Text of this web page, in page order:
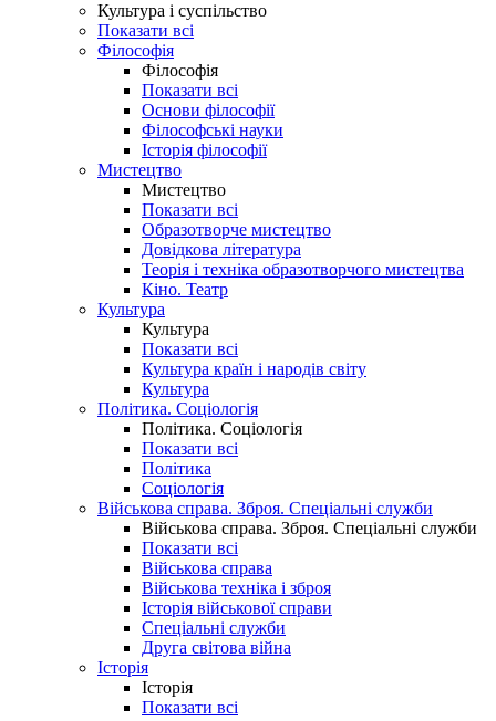
Культура і суспільство
Показати всі
Філософія
Філософія
Показати всі
Основи філософії
Філософські науки
Історія філософії
Мистецтво
Мистецтво
Показати всі
Образотворче мистецтво
Довідкова література
Теорія і техніка образотворчого мистецтва
Кіно. Театр
Культура
Культура
Показати всі
Культура країн і народів світу
Культура
Політика. Соціологія
Політика. Соціологія
Показати всі
Політика
Соціологія
Військова справа. Зброя. Спеціальні служби
Військова справа. Зброя. Спеціальні служби
Показати всі
Військова справа
Військова техніка і зброя
Історія військової справи
Спеціальні служби
Друга світова війна
Історія
Історія
Показати всі